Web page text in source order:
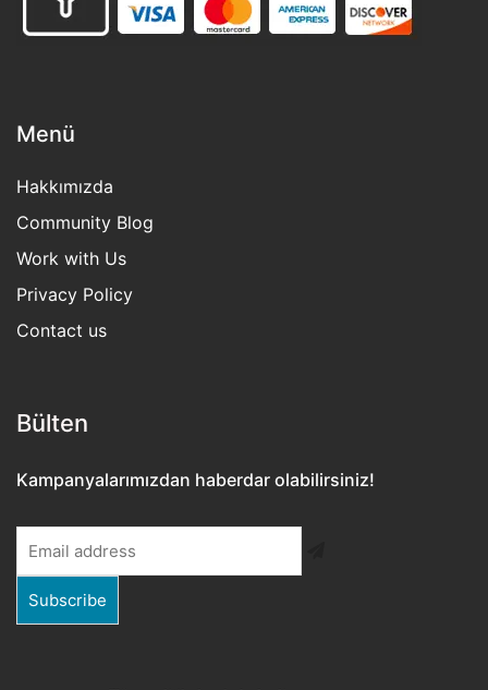
Menü
Hakkımızda
Community Blog
Work with Us
Privacy Policy
Contact us
Bülten​
Kampanyalarımızdan haberdar olabilirsiniz!